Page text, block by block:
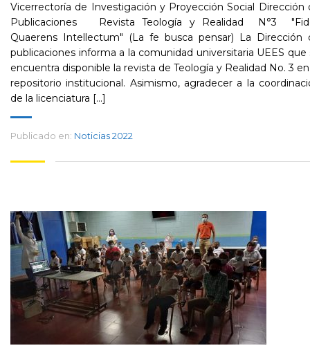
Vicerrectoría de Investigación y Proyección Social Dirección
Publicaciones Revista Teología y Realidad N°3
Quaerens Intellectum" (La fe busca pensar) La Dirección
publicaciones informa a la comunidad universitaria UEES que
encuentra disponible la revista de Teología y Realidad No. 3
repositorio institucional. Asimismo, agradecer a la
de la licenciatura [...]
Publicado en: Noticias 2022